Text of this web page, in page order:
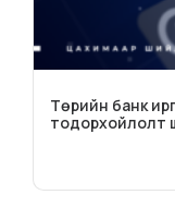
Төрийн банк
тодорхойлолт